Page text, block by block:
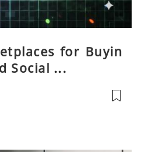
for Buyin
Social ...